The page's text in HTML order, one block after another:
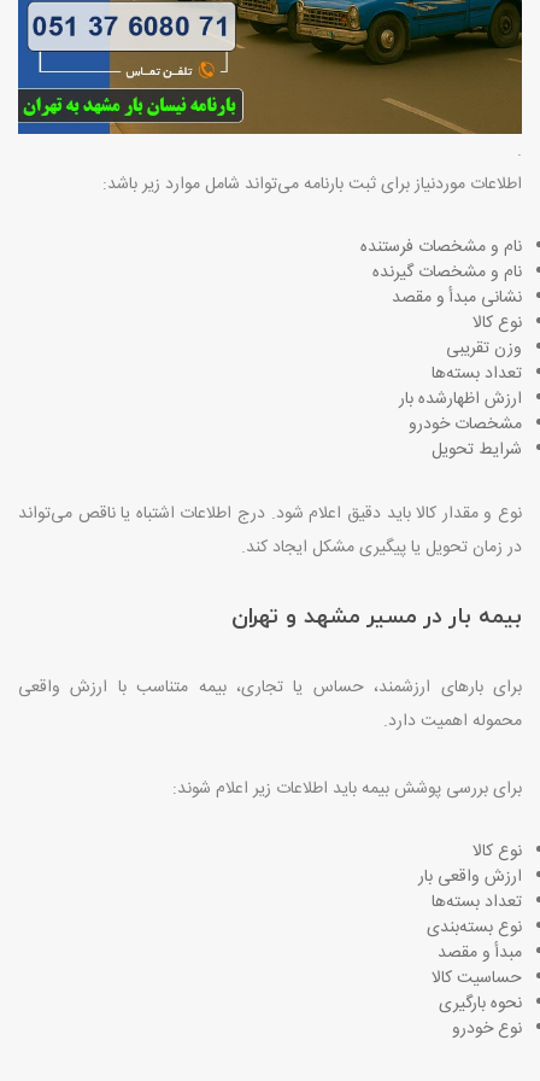
.
اطلاعات موردنیاز برای ثبت بارنامه می‌تواند شامل موارد زیر باشد:
نام و مشخصات فرستنده
نام و مشخصات گیرنده
نشانی مبدأ و مقصد
نوع کالا
وزن تقریبی
تعداد بسته‌ها
ارزش اظهارشده بار
مشخصات خودرو
شرایط تحویل
نوع و مقدار کالا باید دقیق اعلام شود. درج اطلاعات اشتباه یا ناقص می‌تواند
در زمان تحویل یا پیگیری مشکل ایجاد کند.
بیمه بار در مسیر مشهد و تهران
برای بارهای ارزشمند، حساس یا تجاری، بیمه متناسب با ارزش واقعی
محموله اهمیت دارد.
برای بررسی پوشش بیمه باید اطلاعات زیر اعلام شوند:
نوع کالا
ارزش واقعی بار
تعداد بسته‌ها
نوع بسته‌بندی
مبدأ و مقصد
حساسیت کالا
نحوه بارگیری
نوع خودرو